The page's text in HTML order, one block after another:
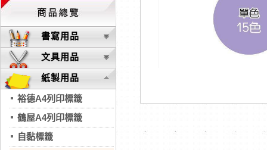
書寫用品
文具用品
紙製用品
裕德A4列印標籤
鶴屋A4列印標籤
自黏標籤